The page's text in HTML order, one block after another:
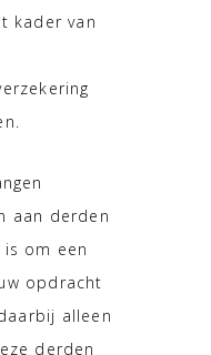
kader van
aan derden
om een
opdracht
alleen
derden